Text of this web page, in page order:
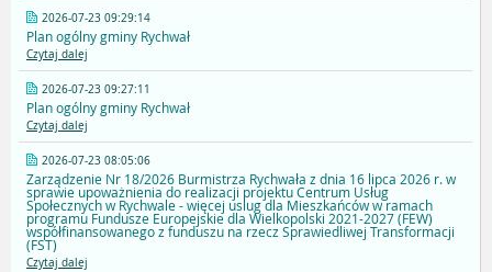
2026-07-23 09:29:14
Plan ogólny gminy Rychwał
Czytaj dalej
2026-07-23 09:27:11
Plan ogólny gminy Rychwał
Czytaj dalej
2026-07-23 08:05:06
Zarządzenie Nr 18/2026 Burmistrza Rychwała z dnia 16 lipca 2026 r. w
sprawie upoważnienia do realizacji projektu Centrum Usług
Społecznych w Rychwale - więcej uslug dla Mieszkańców w ramach
programu Fundusze Europejskie dla Wielkopolski 2021-2027 (FEW)
współfinansowanego z funduszu na rzecz Sprawiedliwej Transformacji
(FST)
Czytaj dalej